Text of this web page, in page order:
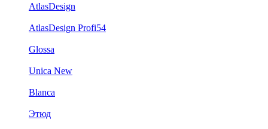
AtlasDesign
AtlasDesign Profi54
Glossa
Unica New
Blanca
Этюд